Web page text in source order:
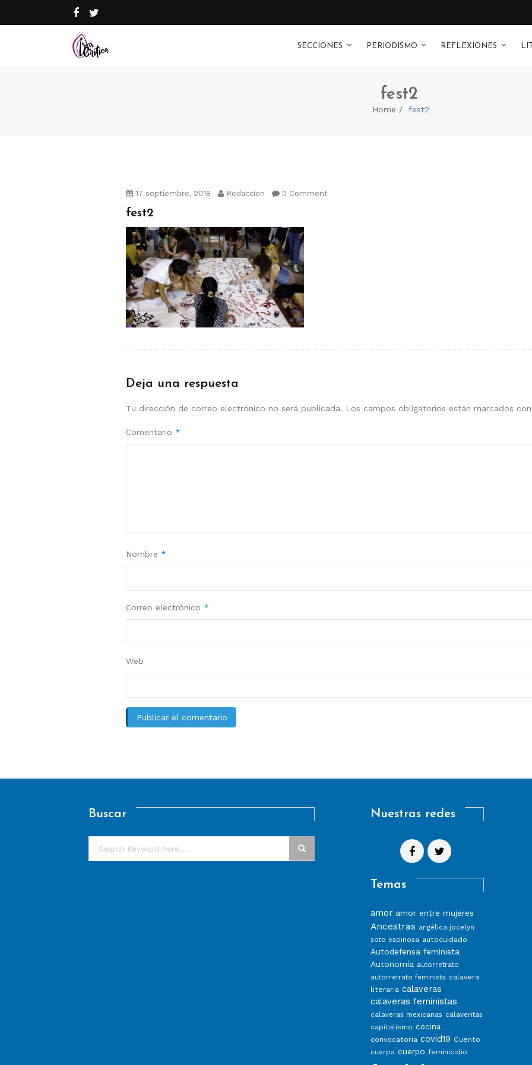
SECCIONES PERIODISMO REFLEXIONES
fest2
Home fest2
17 septiembre, 2018 Redaccion 0 Comment
fest2
Deja una respuesta
Tu dirección de correo electrónico no será publicada. Los campos obligatorios están marcados
Comentario *
Nombre *
Correo electrónico *
Web
Buscar Nuestras redes
Temas
amor amor entre mujeres
Ancestras angélica jocelyn
soto espinosa autocuidado
Autodefensa feminista
Autonomía autorretrato
autorretrato feminista calavera
literaria calaveras
calaveras feministas
calaveras mexicanas calaveritas
capitalismo cocina
convocatoria covid19 Cuento
cuerpa cuerpo feminicidio